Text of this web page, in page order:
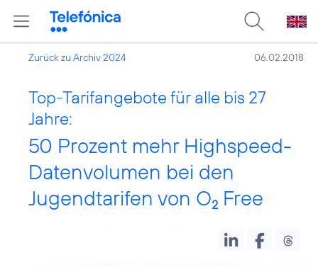
Zurück zu Archiv 2024 06.02.2018
Top-Tarifangebote für alle bis 27
Jahre:
50 Prozent mehr Highspeed-
Datenvolumen bei den
Jugendtarifen von O2 Free